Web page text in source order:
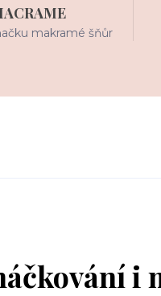
makramé šňůr
i